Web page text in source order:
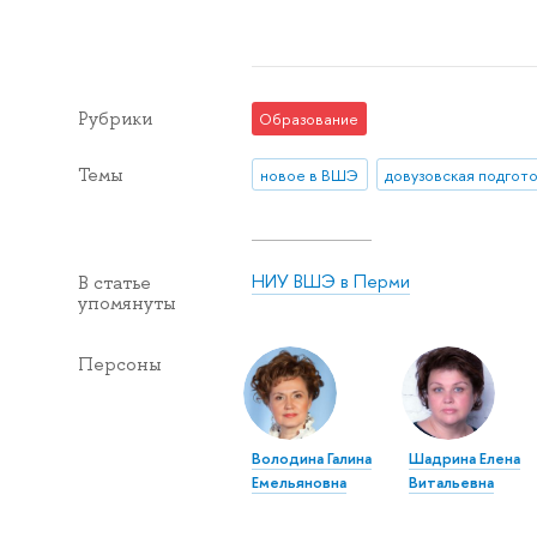
Рубрики Образование
Темы новое в ВШЭ довузовская
В статье
упомянуты
НИУ ВШЭ в Перми
Персоны
Володина Галина
Емельяновна
Шадрина Елена
Витальевна